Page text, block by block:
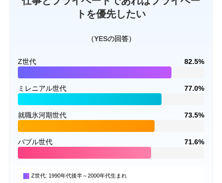
トを優先したい
（YESの回答）
Z世代 82.5%
ミレニアル世代 77.0%
就職氷河期世代 73.5%
バブル世代 71.6%
Z世代: 1990年代後半～2000年代生まれ